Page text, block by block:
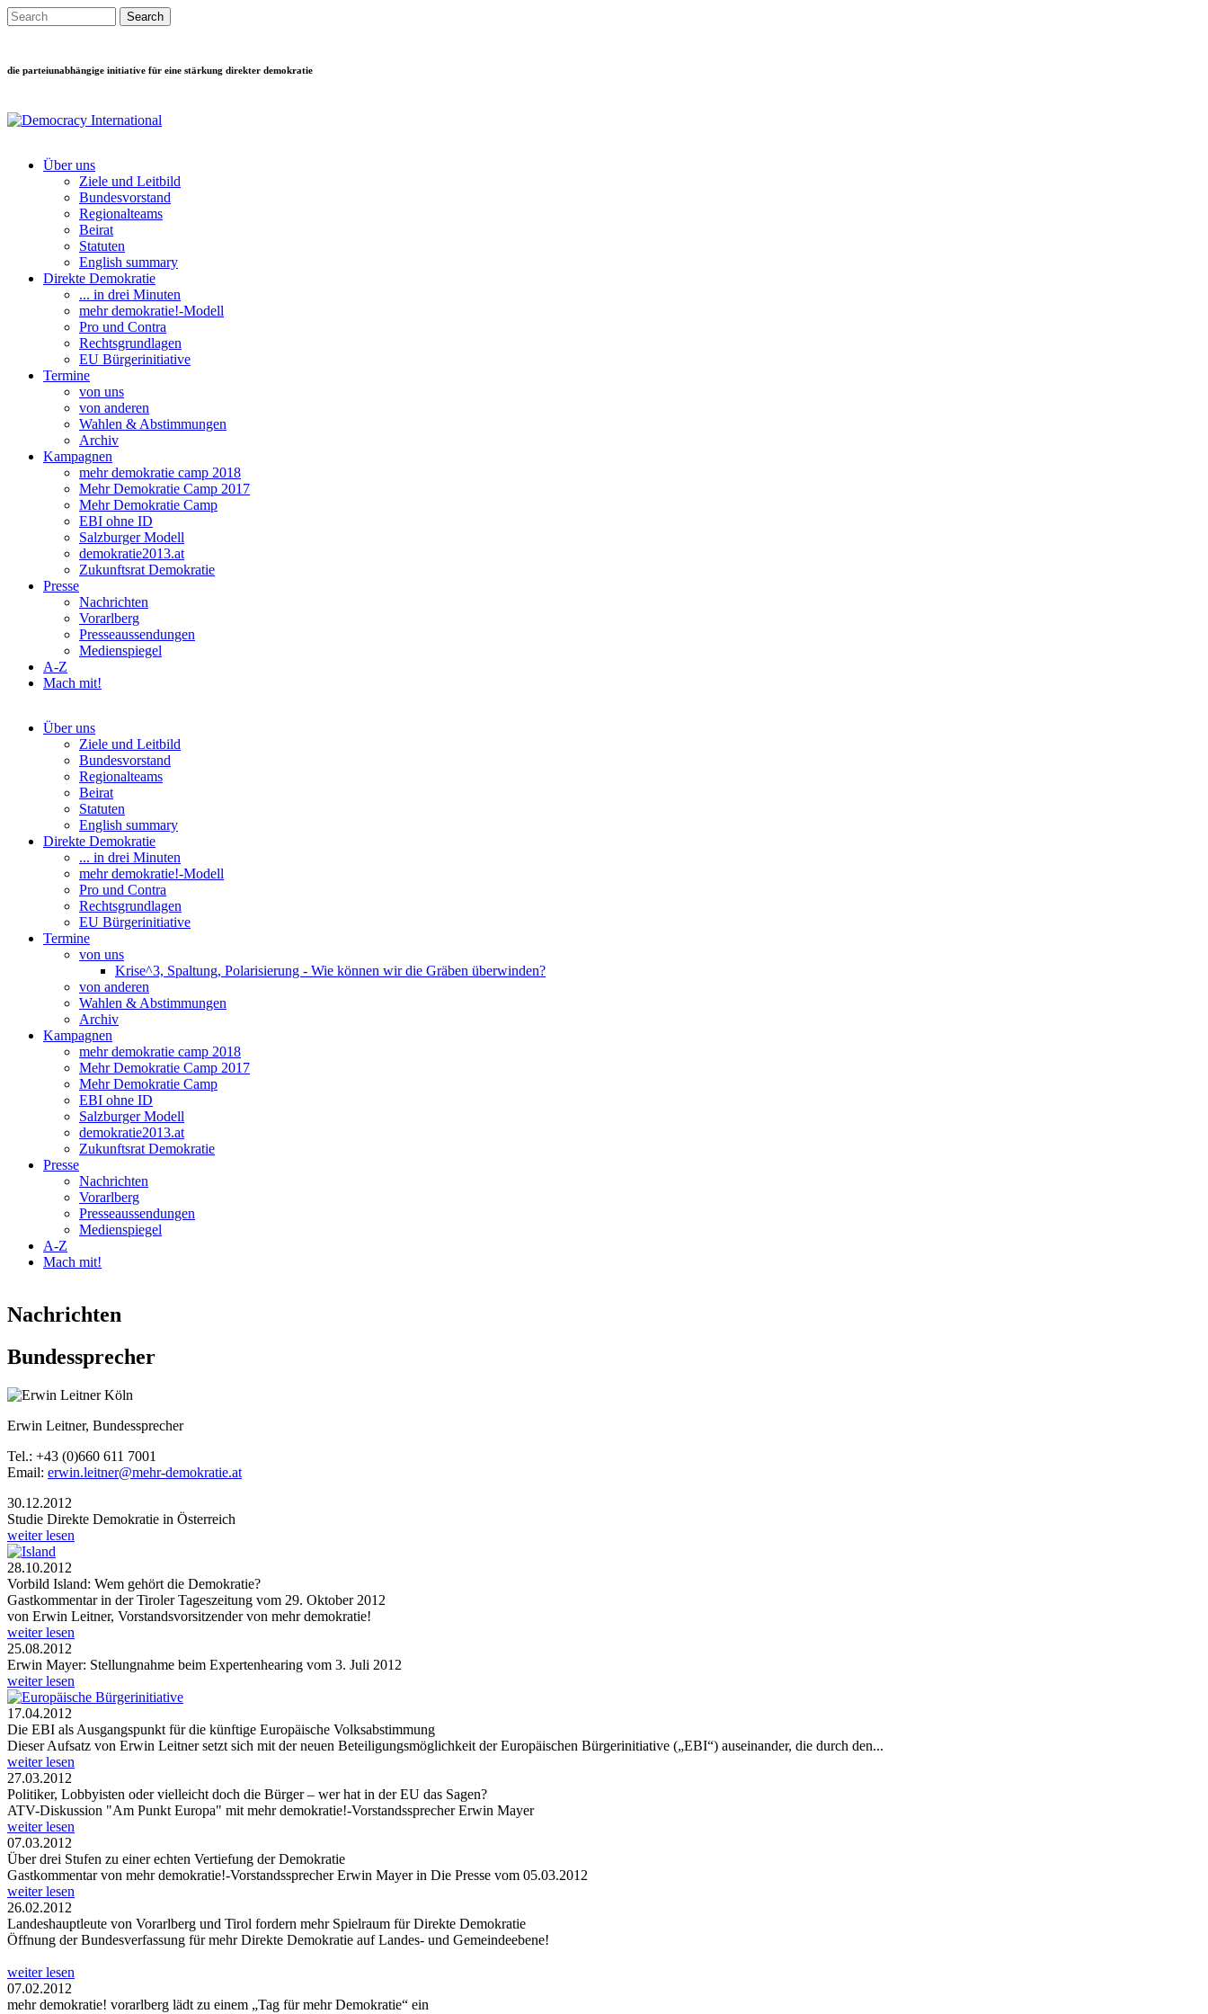
Direkt zum Inhalt
Search this site
die parteiunabhängige initiative für eine stärkung direkter demokratie
Main menu
Über uns
Ziele und Leitbild
Bundesvorstand
Regionalteams
Beirat
Statuten
English summary
Direkte Demokratie
... in drei Minuten
mehr demokratie!-Modell
Pro und Contra
Rechtsgrundlagen
EU Bürgerinitiative
Termine
von uns
von anderen
Wahlen & Abstimmungen
Archiv
Kampagnen
mehr demokratie camp 2018
Mehr Demokratie Camp 2017
Mehr Demokratie Camp
EBI ohne ID
Salzburger Modell
demokratie2013.at
Zukunftsrat Demokratie
Presse
Nachrichten
Vorarlberg
Presseaussendungen
Medienspiegel
A-Z
Mach mit!
Über uns
Ziele und Leitbild
Bundesvorstand
Regionalteams
Beirat
Statuten
English summary
Direkte Demokratie
... in drei Minuten
mehr demokratie!-Modell
Pro und Contra
Rechtsgrundlagen
EU Bürgerinitiative
Termine
von uns
Krise^3, Spaltung, Polarisierung - Wie können wir die Gräben überwinden?
von anderen
Wahlen & Abstimmungen
Archiv
Kampagnen
mehr demokratie camp 2018
Mehr Demokratie Camp 2017
Mehr Demokratie Camp
EBI ohne ID
Salzburger Modell
demokratie2013.at
Zukunftsrat Demokratie
Presse
Nachrichten
Vorarlberg
Presseaussendungen
Medienspiegel
A-Z
Mach mit!
Nachrichten
Bundessprecher
2013-05-04_erwin_leitner_koeln.jpg
Erwin Leitner, Bundessprecher
Tel.: +43 (0)660 611 7001
Email: erwin.leitner@mehr-demokratie.at
30.12.2012
Studie Direkte Demokratie in Österreich
weiter lesen
28.10.2012
Vorbild Island: Wem gehört die Demokratie?
Gastkommentar in der Tiroler Tageszeitung vom 29. Oktober 2012
von Erwin Leitner, Vorstandsvorsitzender von mehr demokratie!
weiter lesen
25.08.2012
Erwin Mayer: Stellungnahme beim Expertenhearing vom 3. Juli 2012
weiter lesen
17.04.2012
Die EBI als Ausgangspunkt für die künftige Europäische Volksabstimmung
Dieser Aufsatz von Erwin Leitner setzt sich mit der neuen Beteiligungsmöglichkeit der Europäischen Bürgerinitiative („EBI“) auseinander, die durch den...
weiter lesen
27.03.2012
Politiker, Lobbyisten oder vielleicht doch die Bürger – wer hat in der EU das Sagen?
ATV-Diskussion "Am Punkt Europa" mit mehr demokratie!-Vorstandssprecher Erwin Mayer
weiter lesen
07.03.2012
Über drei Stufen zu einer echten Vertiefung der Demokratie
Gastkommentar von mehr demokratie!-Vorstandssprecher Erwin Mayer in Die Presse vom 05.03.2012
weiter lesen
26.02.2012
Landeshauptleute von Vorarlberg und Tirol fordern mehr Spielraum für Direkte Demokratie
Öffnung der Bundesverfassung für mehr Direkte Demokratie auf Landes- und Gemeindeebene!
weiter lesen
07.02.2012
mehr demokratie! vorarlberg lädt zu einem „Tag für mehr Demokratie“ ein